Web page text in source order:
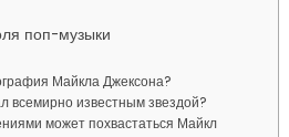
поп-музыки
Майкла Джексона?
всемирно известным звездой?
может похвастаться Майкл